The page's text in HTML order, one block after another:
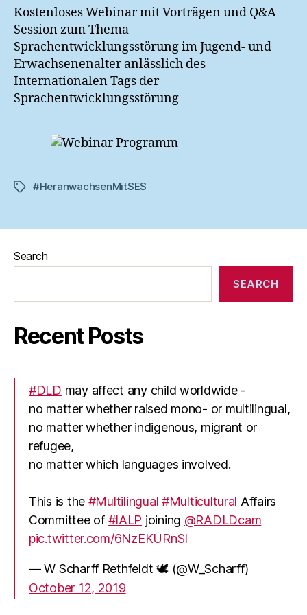
Kostenloses Webinar mit Vorträgen und Q&A
Session zum Thema
Sprachentwicklungsstörung im Jugend- und
Erwachsenenalter anlässlich des
Internationalen Tags der
Sprachentwicklungsstörung
Tags#HeranwachsenMitSES
Search
SEARCH
Recent Posts
#DLD may affect any child worldwide -
no matter whether raised mono- or multilingual,
no matter whether indigenous, migrant or
refugee,
no matter which languages involved.
This is the #Multilingual #Multicultural Affairs
Committee of #IALP joining @RADLDcam
pic.twitter.com/6NzEKURnSI
— W Scharff Rethfeldt 🕊 (@W_Scharff)
October 12, 2019